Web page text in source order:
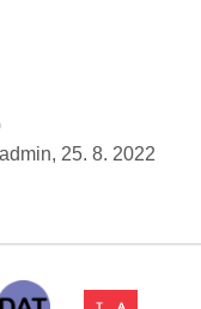
25. 8. 2022